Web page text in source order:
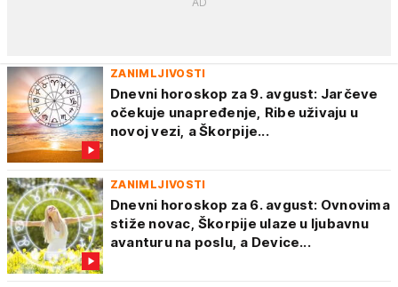
ZANIMLJIVOSTI
Dnevni horoskop za 9. avgust: Jarčeve
očekuje unapređenje, Ribe uživaju u
novoj vezi, a Škorpije...
ZANIMLJIVOSTI
Dnevni horoskop za 6. avgust: Ovnovima
stiže novac, Škorpije ulaze u ljubavnu
avanturu na poslu, a Device...